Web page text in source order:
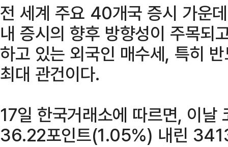
전 세계 주요 40개국 증시 가운
내 증시의 향후 방향성이 주목되
하고 있는 외국인 매수세, 특히
최대 관건이다.
17일 한국거래소에 따르면, 이날
36.22포인트(1.05%) 내린